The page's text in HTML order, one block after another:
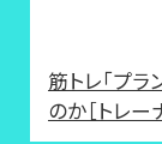
筋トレ「プラ
のか［トレー